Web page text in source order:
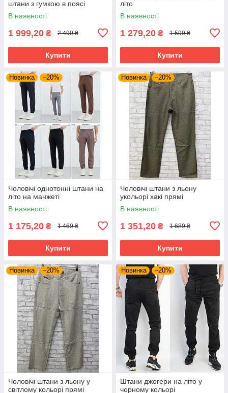
штани з гумкою в поясі
В наявності
1 999,20 ₴ 2 499 ₴
Купити
літо
В наявності
1 279,20 ₴ 1 599 ₴
Купити
Новинка –20%
Чоловічі однотонні штани на
літо на манжеті
В наявності
1 175,20 ₴ 1 469 ₴
Купити
Новинка –20%
Чоловічі штани з льону
укольорі хакі прямі
В наявності
1 351,20 ₴ 1 689 ₴
Купити
Новинка –20%
Чоловічі штани з льону у
світлому кольорі прямі
Новинка –20%
Штани джогери на літо у
чорному кольорі